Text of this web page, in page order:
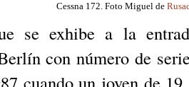
Cessna 172. Foto Miguel de
se exhibe a la
con número de
cuando un joven de